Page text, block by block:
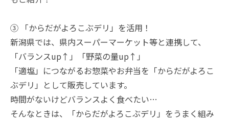
➂ 「からだがよろこぶデリ」を活用！
新潟県では、県内スーパーマーケット等と連携して、
「バランスup↑」「野菜の量up↑」
「適塩」につながるお惣菜やお弁当を「からだがよろこ
ぶデリ」として販売しています。
時間がないけどバランスよく食べたい…
そんなときは、「からだがよろこぶデリ」をうまく組み